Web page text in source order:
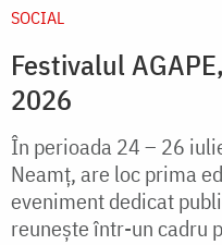
SOCIAL
Festivalul
2026
În perioada 24 – 26
Neamț, are loc prima
eveniment dedicat
reunește într-un cadru